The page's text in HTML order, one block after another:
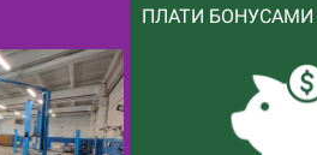
ПЛАТИ БОНУСАМИ